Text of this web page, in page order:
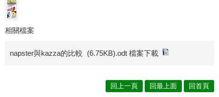
相關檔案
napster與kazza的比較 (6.75KB).odt 檔案下載
回上一頁 回最上面 回首頁